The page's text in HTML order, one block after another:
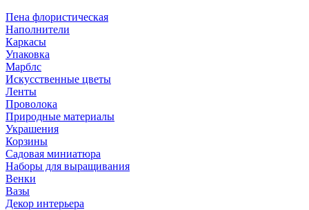
Пена флористическая
Наполнители
Каркасы
Упаковка
Марблс
Искусственные цветы
Ленты
Проволока
Природные материалы
Украшения
Корзины
Садовая миниатюра
Наборы для выращивания
Венки
Вазы
Декор интерьера